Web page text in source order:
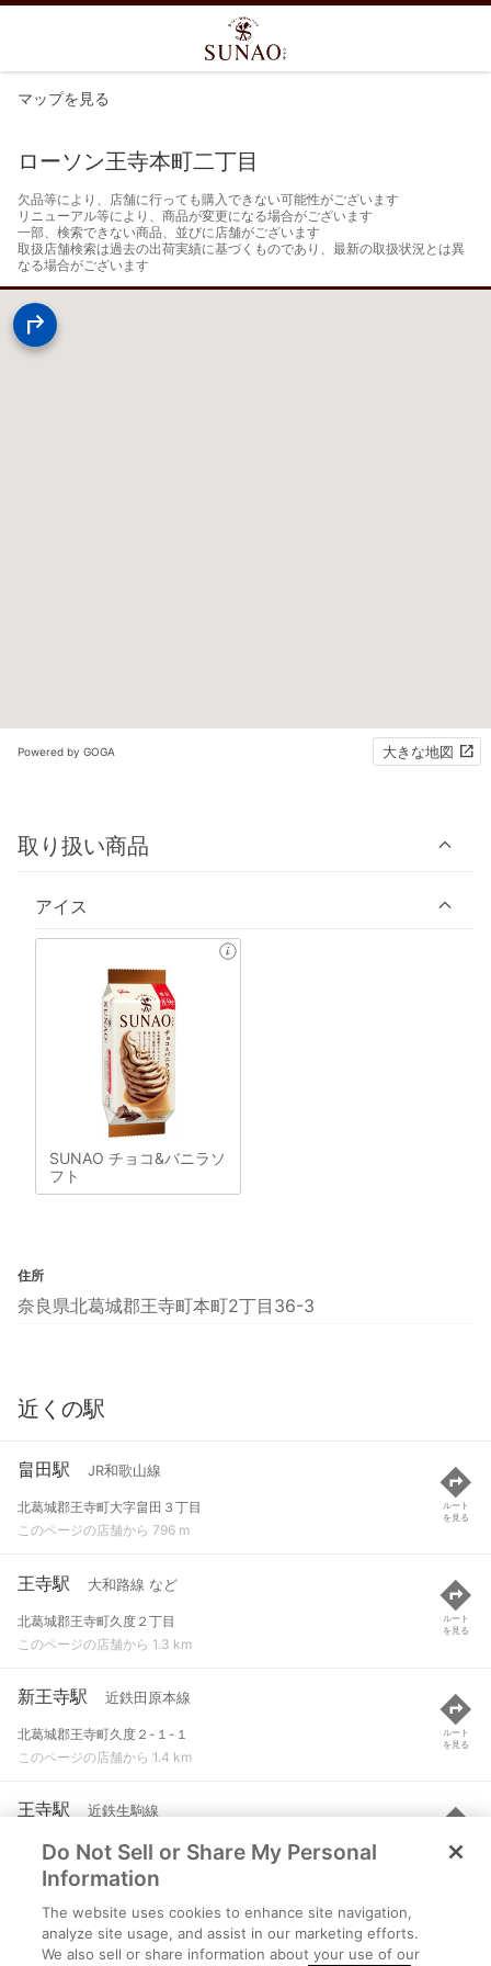
マップを見る
ローソン王寺本町二丁目
欠品等により、店舗に行っても購入できない可能性がございます
リニューアル等により、商品が変更になる場合がございます
一部、検索できない商品、並びに店舗がございます
取扱店舗検索は過去の出荷実績に基づくものであり、最新の取扱状況とは異
なる場合がございます
Powered by GOGA 大きな地図
取り扱い商品
アイス
SUNAO チョコ&バニラソ
フト
住所
奈良県北葛城郡王寺町本町2丁目36-3
近くの駅
畠田駅 JR和歌山線
北葛城郡王寺町大字畠田３丁目
このページの店舗から 796 m
ルート
を見る
王寺駅 大和路線 など
北葛城郡王寺町久度２丁目
このページの店舗から 1.3 km
ルート
を見る
新王寺駅 近鉄田原本線
北葛城郡王寺町久度２-１-１
このページの店舗から 1.4 km
ルート
を見る
王寺駅 近鉄生駒線
北葛城郡王寺町久度２丁目
このページの店舗から 1.4 km
ルート
を見る
大輪田駅 近鉄田原本線
北葛城郡河合町大字大輪田１８０９-２
Do Not Sell or Share My Personal
Information
The website uses cookies to enhance site navigation,
analyze site usage, and assist in our marketing efforts.
We also sell or share information about your use of our